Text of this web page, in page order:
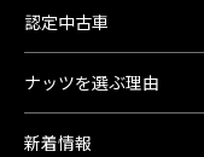
認定中古車
ナッツを選ぶ理由
新着情報